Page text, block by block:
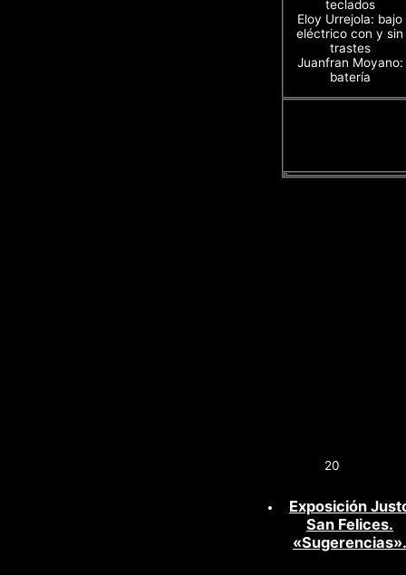
teclados
Eloy Urrejola: bajo
eléctrico con y sin
trastes
Juanfran Moyano:
batería
20
Exposición
San Felices.
«Sugerencias».